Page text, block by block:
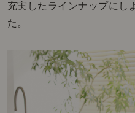
充実したラインナップにし
た。